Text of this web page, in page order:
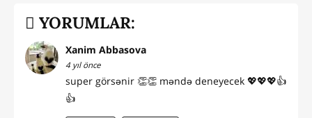
YORUMLAR:
Xanim Abbasova
4 yıl önce
super görsənir 👏👏 məndə deneyecek 💖💖💖👍
👍